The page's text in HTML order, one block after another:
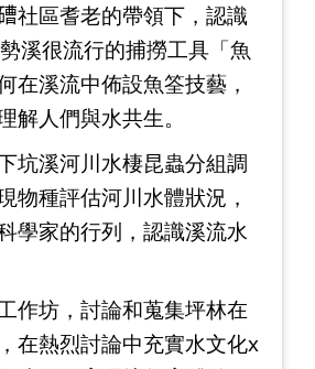
社區耆老的帶領下，認識
溪很流行的捕撈工具「魚
在溪流中佈設魚筌技藝，
解人們與水共生。
坑溪河川水棲昆蟲分組調
物種評估河川水體狀況，
學家的行列，認識溪流水
作坊，討論和蒐集坪林在
在熱烈討論中充實水文化x